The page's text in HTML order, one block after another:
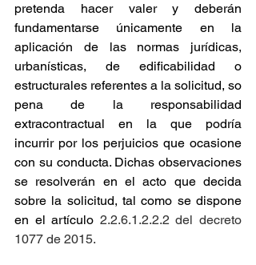
pretenda hacer valer y deberán
fundamentarse únicamente en la
aplicación de las normas jurídicas,
urbanísticas, de edificabilidad o
estructurales referentes a la solicitud, so
pena de la responsabilidad
extracontractual en la que podría
incurrir por los perjuicios que ocasione
con su conducta. Dichas observaciones
se resolverán en el acto que decida
sobre la solicitud, tal como se dispone
en el artículo 2.2.6.1.2.2.2 del decreto
1077 de 2015.